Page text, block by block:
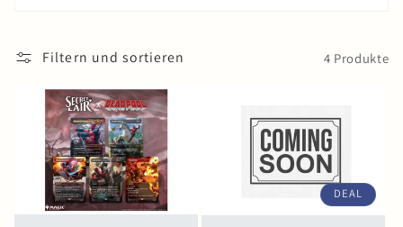
Filtern und sortieren 4 Produkte
DEAL